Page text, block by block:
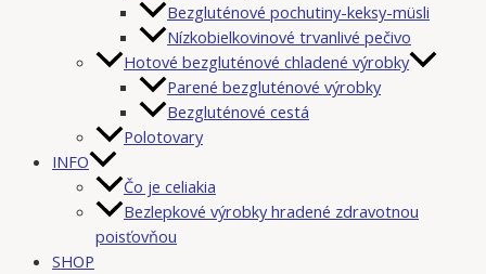
Bezgluténové pochutiny-keksy-müsli
Nízkobielkovinové trvanlivé pečivo
Hotové bezgluténové chladené výrobky
Parené bezgluténové výrobky
Bezgluténové cestá
Polotovary
INFO
Čo je celiakia
Bezlepkové výrobky hradené zdravotnou
poisťovňou
SHOP